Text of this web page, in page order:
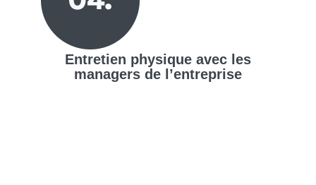
Entretien physique avec les
managers de l’entreprise